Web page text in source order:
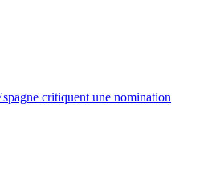
critiquent une nomination